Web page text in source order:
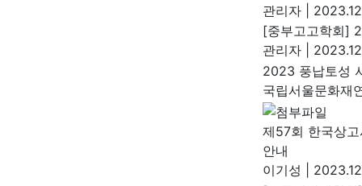
관리자
[중부고고학회]
관리자
2023 풍납토성
국립서울문화재
제57회 한국상
안내
이기성